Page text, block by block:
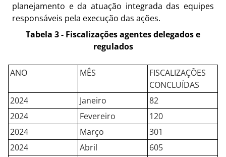
planejamento e da atuação integrada das equipes
responsáveis pela execução das ações.
Tabela 3 - Fiscalizações agentes delegados e
regulados
ANO MÊS
FISCALIZAÇÕES
CONCLUÍDAS
2024
Janeiro
82
2024
Fevereiro
120
2024
Março
301
2024
Abril
605